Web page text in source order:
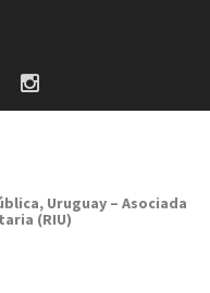
Uruguay – Asociada
(RIU)